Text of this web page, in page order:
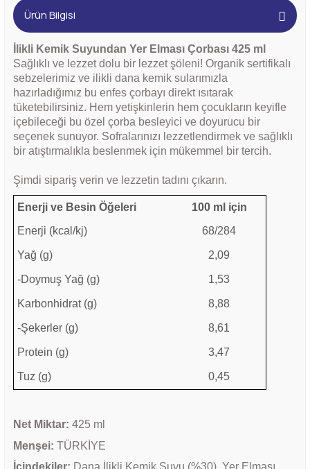
Ürün Bilgisi
İlikli Kemik Suyundan Yer Elması Çorbası 425 ml
Sağlıklı ve lezzet dolu bir lezzet şöleni! Organik sertifikalı
sebzelerimiz ve ilikli dana kemik sularımızla
hazırladığımız bu enfes çorbayı direkt ısıtarak
tüketebilirsiniz. Hem yetişkinlerin hem çocukların keyifle
içebileceği bu özel çorba besleyici ve doyurucu bir
seçenek sunuyor. Sofralarınızı lezzetlendirmek ve sağlıklı
bir atıştırmalıkla beslenmek için mükemmel bir tercih.
Şimdi sipariş verin ve lezzetin tadını çıkarın.
Enerji ve Besin Öğeleri
100 ml için
Enerji (kcal/kj)
68/284
Yağ (g) 2,09
-Doymuş Yağ (g) 1,53
Karbonhidrat (g) 8,88
-Şekerler (g) 8,61
Protein (g) 3,47
Tuz (g) 0,45
Net Miktar: 425 ml
Menşei: TÜRKİYE